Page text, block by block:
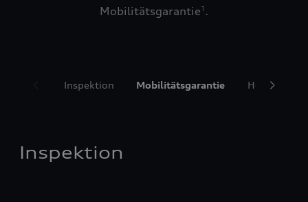
Mobilitätsgarantie1 .
Inspektion Mobilitätsgarantie Hol- und
Inspektion